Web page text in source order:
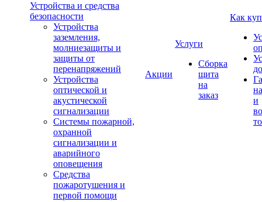
Устройства и средства
безопасности
Устройства
заземления,
молниезащиты и
защиты от
перенапряжений
Устройства
оптической и
акустической
сигнализации
Системы пожарной,
охранной
сигнализации и
аварийного
оповещения
Средства
пожаротушения и
первой помощи
Акции
Услуги
Сборка
щита
на
заказ
Как
и